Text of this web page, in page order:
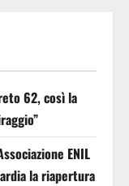
62, così la
ENIL
la riapertura